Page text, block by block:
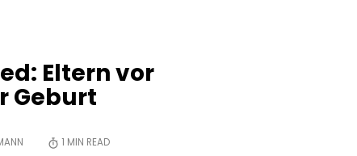
Eltern vor
Geburt
1 MIN READ